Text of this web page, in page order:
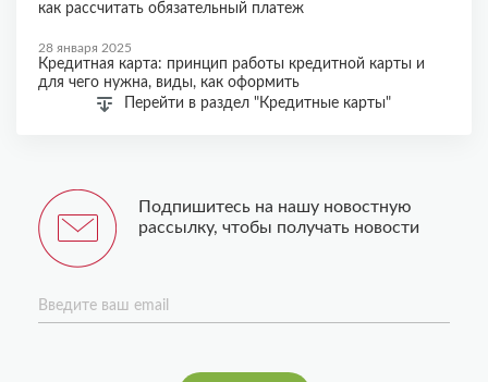
как рассчитать обязательный платеж
28 января 2025
Кредитная карта: принцип работы кредитной карты и
для чего нужна, виды, как оформить
Перейти в раздел "Кредитные карты"
Подпишитесь на нашу новостную
рассылку, чтобы получать новости
Введите ваш email